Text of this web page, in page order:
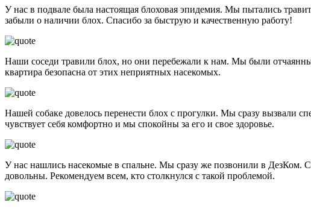
У нас в подвале была настоящая блоховая эпидемия. Мы пытались
забыли о наличии блох. Спасибо за быструю и качественную работу!
Наши соседи травили блох, но они перебежали к нам. Мы были
квартира безопасна от этих неприятных насекомых.
Нашей собаке довелось перенести блох с прогулки. Мы сразу вызвали
чувствует себя комфортно и мы спокойны за его и свое здоровье.
У нас нашлись насекомые в спальне. Мы сразу же позвонили в ДезКом.
довольны. Рекомендуем всем, кто столкнулся с такой проблемой.